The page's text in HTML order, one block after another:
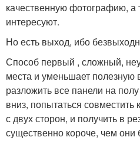
качественную фотографию, а
интересуют.
Но есть выход, ибо
Способ первый , сложный,
места и уменьшает
разложить все панели на
вниз, попытаться совместить
с двух сторон, и получить в
существенно короче, чем они